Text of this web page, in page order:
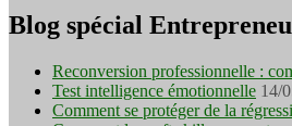
Blog spécial
Reconversion professionnelle :
Test intelligence émotionnelle 14/
Comment se protéger de la